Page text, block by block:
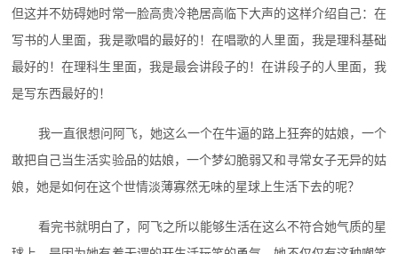
但这并不妨碍她时常一脸高贵冷艳居高临下大声的这样介绍自己：在
写书的人里面，我是歌唱的最好的！在唱歌的人里面，我是理科基础
最好的！在理科生里面，我是最会讲段子的！在讲段子的人里面，我
是写东西最好的！
我一直很想问阿飞，她这么一个在牛逼的路上狂奔的姑娘，一个
敢把自己当生活实验品的姑娘，一个梦幻脆弱又和寻常女子无异的姑
娘，她是如何在这个世情淡薄寡然无味的星球上生活下去的呢？
看完书就明白了，阿飞之所以能够生活在这么不符合她气质的星